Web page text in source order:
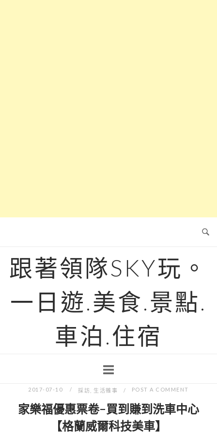
跟著領隊SKY玩。
一日遊.美食.景點.
車泊.住宿
2017-07-10 採訪 生活雜事 POST A COMMENT
家樂福優惠票卷-買到賺到洗車中心
【格蘭威爾科技美車】